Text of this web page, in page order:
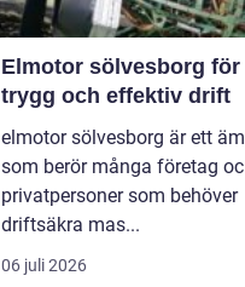
Elmotor sölvesborg för
trygg och effektiv drift
elmotor sölvesborg är ett
som berör många företag
privatpersoner som behöver
driftsäkra mas...
06 juli 2026